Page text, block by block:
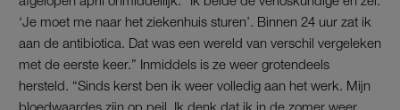
‘Je moet me naar het ziekenhuis sturen’. Binnen 24 uur zat ik
aan de antibiotica. Dat was een wereld van verschil vergeleken
met de eerste keer.” Inmiddels is ze weer grotendeels
hersteld. “Sinds kerst ben ik weer volledig aan het werk. Mijn
bloedwaardes zijn op peil. Ik denk dat ik in de zomer weer